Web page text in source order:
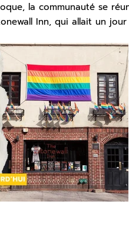
la communauté se
Inn, qui allait un